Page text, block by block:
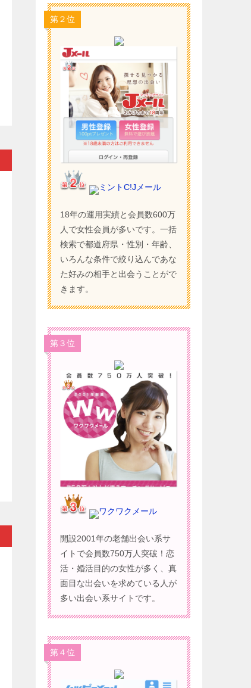
第２位
ミントC!Jメール
18年の運用実績と会員数600万
人で女性会員が多いです。一括
検索で都道府県・性別・年齢、
いろんな条件で絞り込んであな
た好みの相手と出会うことがで
きます。
第３位
ワクワクメール
開設2001年の老舗出会い系サ
イトで会員数750万人突破！恋
活・婚活目的の女性が多く、真
面目な出会いを求めている人が
多い出会い系サイトです。
第４位